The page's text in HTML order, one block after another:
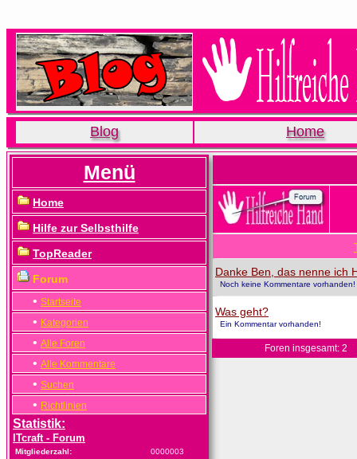
Blog Home
Menü
Home
Hilfe zur Selbsthilfe
TopReader
Forum
• Startseite
• Kategorien
• Alle Foren
• Alle Kommentare
• Suchen
• Richtlinien
Statistik:
ITcraft - Forum
Mitgliederzahl:
0000003
Danke Ben, das nenne ich
Noch keine Kommentare vorhanden!
Was geht?
Ein Kommentar vorhanden!
Foren insgesamt: 2